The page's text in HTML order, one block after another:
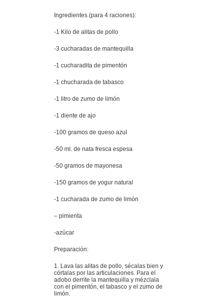
Ingredientes (para 4 raciones):
-1 Kilo de alitas de pollo
-3 cucharadas de mantequilla
-1 cucharadita de pimentón
-1 chucharada de tabasco
-1 litro de zumo de limón
-1 diente de ajo
-100 gramos de queso azul
-50 ml. de nata fresca espesa
-50 gramos de mayonesa
-150 gramos de yogur natural
-1 cucharada de zumo de limón
– pimienta
-azúcar
Preparación:
1. Lava las alitas de pollo, sécalas bien y
córtalas por las articulaciones. Para el
adobo derrite la mantequilla y mézclala
con el pimentón, el tabasco y el zumo de
limón.